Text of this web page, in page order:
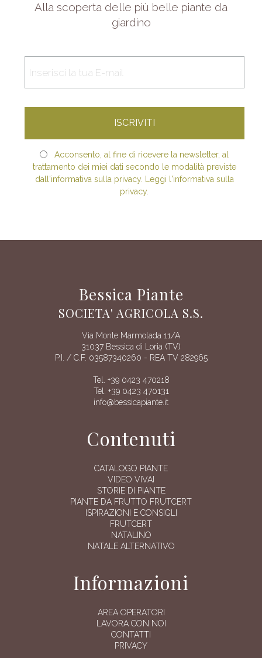
Alla scoperta delle più belle piante da
giardino
Acconsento, al fine di ricevere la newsletter, al
trattamento dei miei dati secondo le modalità previste
dall'informativa sulla privacy. Leggi l'informativa sulla
privacy.
Bessica Piante
SOCIETA' AGRICOLA S.S.
Via Monte Marmolada 11/A
31037 Bessica di Loria (TV)
P.I. / C.F. 03587340260 - REA TV 282965
Tel. +39 0423 470218
Tel. +39 0423 470131
info@bessicapiante.it
Contenuti
CATALOGO PIANTE
VIDEO VIVAI
STORIE DI PIANTE
PIANTE DA FRUTTO FRUTCERT
ISPIRAZIONI E CONSIGLI
FRUTCERT
NATALINO
NATALE ALTERNATIVO
Informazioni
AREA OPERATORI
LAVORA CON NOI
CONTATTI
PRIVACY